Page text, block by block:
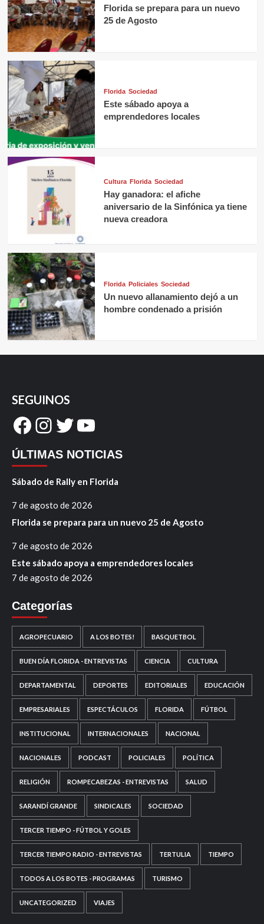
Florida se prepara para un nuevo
25 de Agosto
Florida Sociedad
Este sábado apoya a
emprendedores locales
Cultura Florida Sociedad
Hay ganadora: el afiche
aniversario de la Sinfónica ya tiene
nueva creadora
Florida Policiales Sociedad
Un nuevo allanamiento dejó a un
hombre condenado a prisión
SEGUINOS
Facebook
Instagram
Twitter
YouTube
ÚLTIMAS NOTICIAS
Sábado de Rally en Florida
7 de agosto de 2026
Florida se prepara para un nuevo 25 de Agosto
7 de agosto de 2026
Este sábado apoya a emprendedores locales
7 de agosto de 2026
Categorías
AGROPECUARIO A LOS BOTES! BASQUETBOL
BUEN DÍA FLORIDA - ENTREVISTAS CIENCIA CULTURA
DEPARTAMENTAL DEPORTES EDITORIALES EDUCACIÓN
EMPRESARIALES ESPECTÁCULOS FLORIDA FÚTBOL
INSTITUCIONAL INTERNACIONALES NACIONAL
NACIONALES PODCAST POLICIALES POLÍTICA
RELIGIÓN ROMPECABEZAS - ENTREVISTAS SALUD
SARANDÍ GRANDE SINDICALES SOCIEDAD
TERCER TIEMPO - FÚTBOL Y GOLES
TERCER TIEMPO RADIO - ENTREVISTAS TERTULIA TIEMPO
TODOS A LOS BOTES - PROGRAMAS TURISMO
UNCATEGORIZED VIAJES